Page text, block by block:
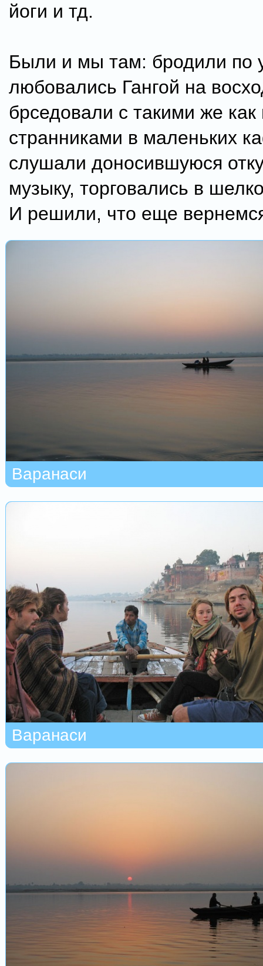
йоги и тд.
Были и мы там: бродили по
любовались Гангой на
брседовали с такими же
странниками в маленьких
слушали доносившуюся
музыку, торговались в
И решили, что еще
Варанаси
Варанаси